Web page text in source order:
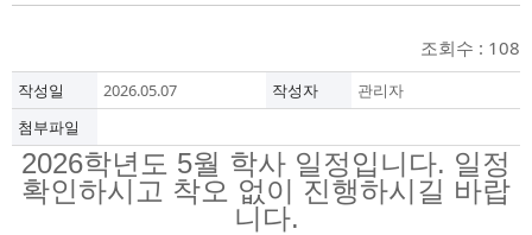
조회수 : 108
작성일 2026.05.07 작성자
관리자
첨부파일
2026학년도 5월 학사 일정입니다. 일​정
확인하시고 착오 없이 진행하시길 바랍
니다.